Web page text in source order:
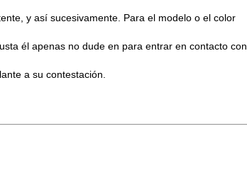
y así sucesivamente. Para el modelo o el color
él apenas no dude en para entrar en contacto con
a su contestación.